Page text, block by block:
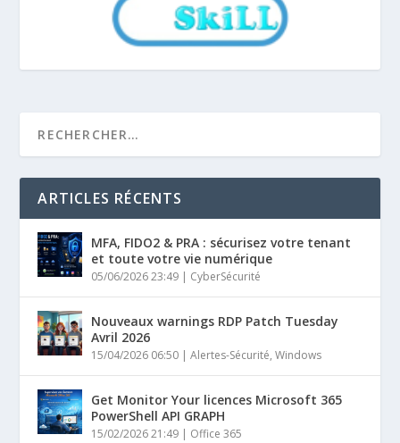
ARTICLES RÉCENTS
MFA, FIDO2 & PRA : sécurisez votre tenant
et toute votre vie numérique
05/06/2026 23:49 | CyberSécurité
Nouveaux warnings RDP Patch Tuesday
Avril 2026
15/04/2026 06:50 |Alertes-Sécurité,Windows
Get Monitor Your licences Microsoft 365
PowerShell API GRAPH
15/02/2026 21:49 | Office 365